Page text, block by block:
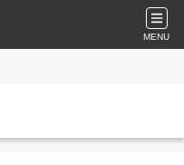
MENU